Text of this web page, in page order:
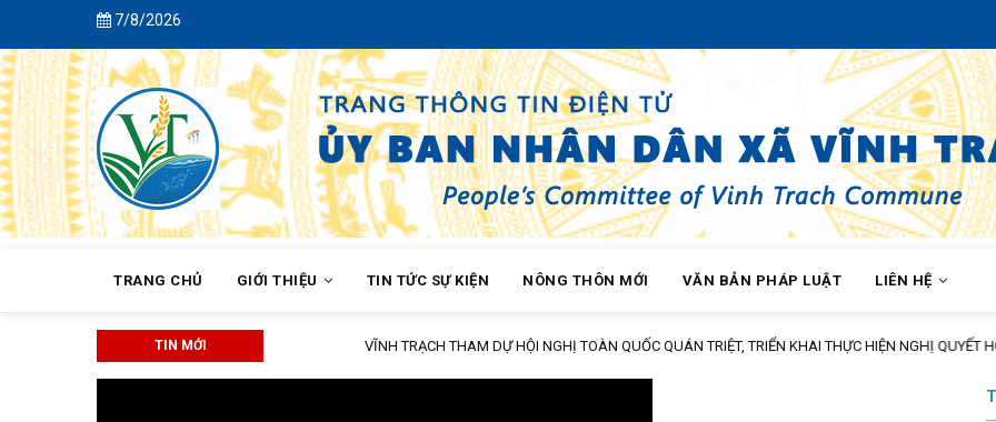
main
content
7/8/2026
NAVIGATION
TRANG CHỦ GIỚI THIỆU TIN TỨC SỰ KIỆN NÔNG THÔN MỚI VĂN BẢN PHÁP LUẬT LIÊN HỆ
TIN MỚI VĨNH TRẠCH THAM DỰ HỘI NGHỊ TOÀN QUỐC QUÁN TRIỆT, TRIỂN KHAI THỰC HIỆN NGHỊ QUYẾT HỘI NGHỊ